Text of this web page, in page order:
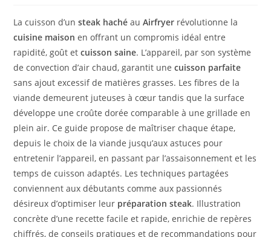
La cuisson d’unsteak haché auAirfryer révolutionne la
cuisine maison en offrant un compromis idéal entre
rapidité, goût etcuisson saine. L’appareil, par son système
de convection d’air chaud, garantit unecuisson parfaite
sans ajout excessif de matières grasses. Les fibres de la
viande demeurent juteuses à cœur tandis que la surface
développe une croûte dorée comparable à une grillade en
plein air. Ce guide propose de maîtriser chaque étape,
depuis le choix de la viande jusqu’aux astuces pour
entretenir l’appareil, en passant par l’assaisonnement et les
temps de cuisson adaptés. Les techniques partagées
conviennent aux débutants comme aux passionnés
désireux d’optimiser leur préparation steak. Illustration
concrète d’une recette facile et rapide, enrichie de repères
chiffrés, de conseils pratiques et de recommandations pour